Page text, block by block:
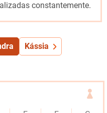
constantemente.
Kássia